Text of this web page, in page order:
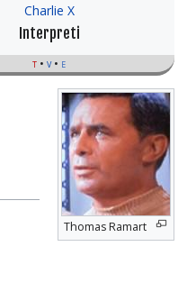
Charlie X
Interpreti
t v e
Thomas Ramart